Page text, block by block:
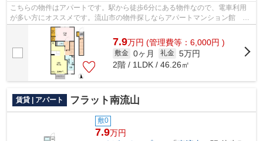
こちらの物件はアパートです。駅から徒歩6分にある物件なので、電車利用
が多い方にオススメです。流山市の物件探しならアパートマンション館 柏
店に安心してお任せ下さい。物件の詳細...
7.9万円 (管理費等：6,000円 )
敷金 0ヶ月 礼金 5万円
2階 / 1LDK / 46.26㎡
賃貸 | アパート フラット南流山
敷0
7.9万円